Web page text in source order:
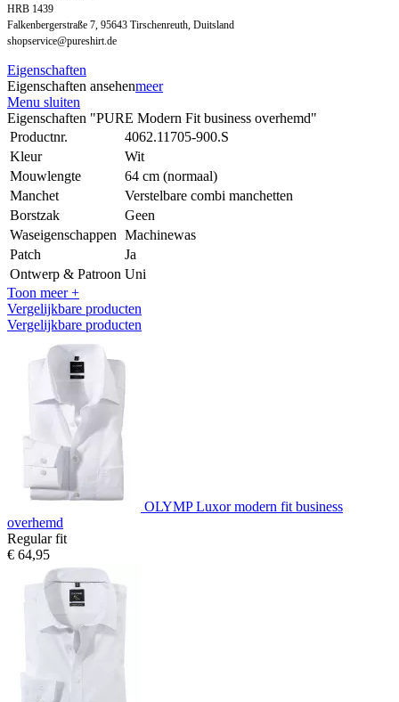
HRB 1439
Falkenbergerstraße 7, 95643 Tirschenreuth, Duitsland
shopservice@pureshirt.de
Eigenschaften
Eigenschaften ansehenmeer
Menu sluiten
Eigenschaften "PURE Modern Fit business overhemd"
Productnr.
4062.11705-900.S
Kleur
Wit
Mouwlengte
64 cm (normaal)
Manchet
Verstelbare combi manchetten
Borstzak
Geen
Waseigenschappen Machinewas
Patch
Ja
Ontwerp & Patroon Uni
Toon meer +
Vergelijkbare producten
Vergelijkbare producten
OLYMP Luxor modern fit business
overhemd
Regular fit
€ 64,95